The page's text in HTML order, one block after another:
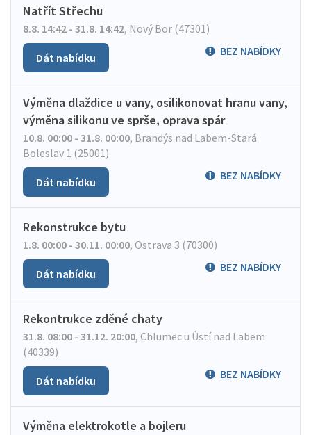
Natřít Střechu
8.8. 14:42 - 31.8. 14:42, Nový Bor (47301)
BEZ NABÍDKY
Dát nabídku
Výměna dlaždice u vany, osilikonovat hranu vany,
výměna silikonu ve sprše, oprava spár
10.8. 00:00 - 31.8. 00:00, Brandýs nad Labem-Stará
Boleslav 1 (25001)
BEZ NABÍDKY
Dát nabídku
Rekonstrukce bytu
1.8. 00:00 - 30.11. 00:00, Ostrava 3 (70300)
BEZ NABÍDKY
Dát nabídku
Rekontrukce zděné chaty
31.8. 08:00 - 31.12. 20:00, Chlumec u Ústí nad Labem
(40339)
BEZ NABÍDKY
Dát nabídku
Výměna elektrokotle a bojleru